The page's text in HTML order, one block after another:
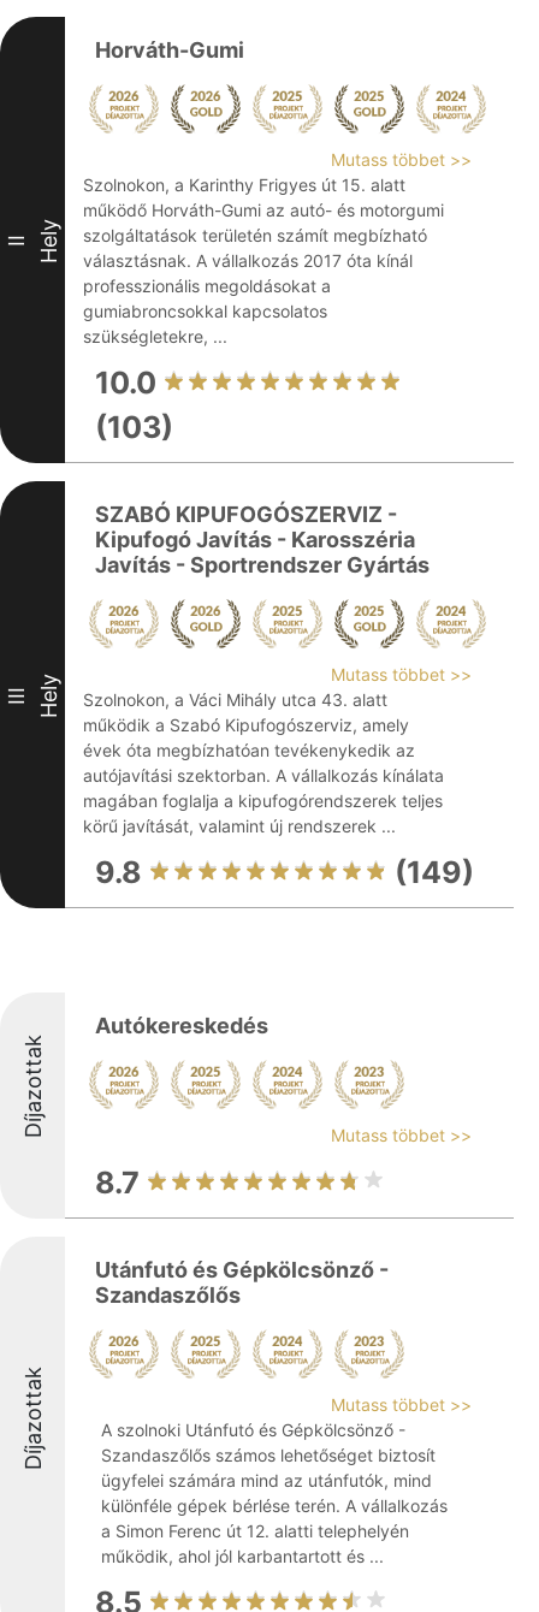
II Hely
Horváth-Gumi
Mutass többet >>
Szolnokon, a Karinthy Frigyes út 15. alatt
működő Horváth-Gumi az autó- és motorgumi
szolgáltatások területén számít megbízható
választásnak. A vállalkozás 2017 óta kínál
professzionális megoldásokat a
gumiabroncsokkal kapcsolatos
szükségletekre, ...
10.0
(103)
III Hely
SZABÓ KIPUFOGÓSZERVIZ -
Kipufogó Javítás - Karosszéria
Javítás - Sportrendszer Gyártás
Mutass többet >>
Szolnokon, a Váci Mihály utca 43. alatt
működik a Szabó Kipufogószerviz, amely
évek óta megbízhatóan tevékenykedik az
autójavítási szektorban. A vállalkozás kínálata
magában foglalja a kipufogórendszerek teljes
körű javítását, valamint új rendszerek ...
9.8 (149)
Díjazottak
Autókereskedés
Mutass többet >>
8.7
Díjazottak
Utánfutó és Gépkölcsönző -
Szandaszőlős
Mutass többet >>
A szolnoki Utánfutó és Gépkölcsönző -
Szandaszőlős számos lehetőséget biztosít
ügyfelei számára mind az utánfutók, mind
különféle gépek bérlése terén. A vállalkozás
a Simon Ferenc út 12. alatti telephelyén
működik, ahol jól karbantartott és ...
8.5